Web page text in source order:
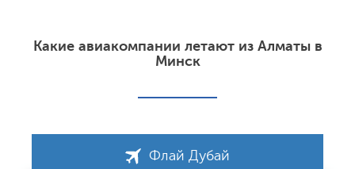
Какие авиакомпании летают из Алматы в
Минск
Флай Дубай